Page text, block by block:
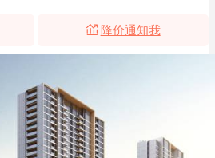
降价通知我